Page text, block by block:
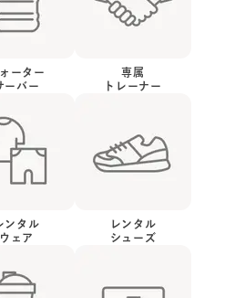
ーター
ーバー
専属
トレーナー
ンタル
ウェア
レンタル
シューズ